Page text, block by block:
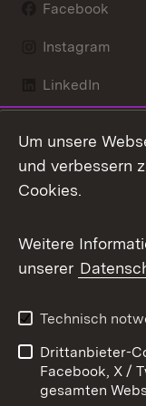
Facebook
Instagram
LinkedIn
X / Twitter
Youtube
Kontakt
Impressum
Um unsere
und verbessern
Cookies.
Weitere
unserer
Technisch
Drittanbieter-
Facebook, X /
gesamten